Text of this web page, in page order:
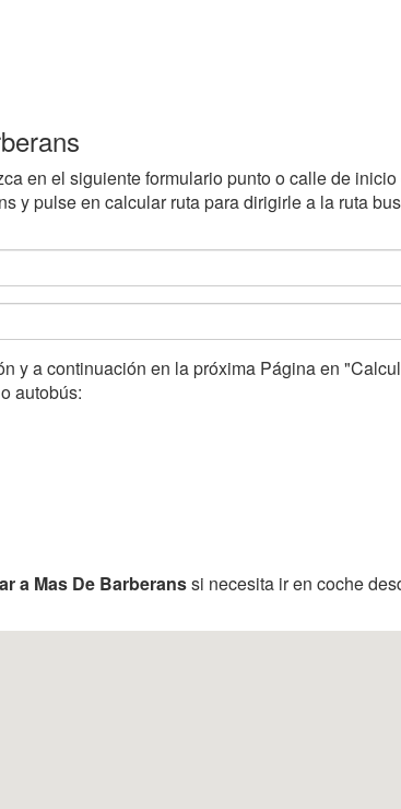
en el siguiente formulario punto o calle de
pulse en calcular ruta para dirigirle a la ruta
y a continuación en la próxima Página en
autobús:
a Mas De Barberanssi necesita ir en coche